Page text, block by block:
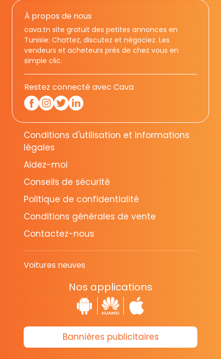
À propos de nous
cava.tn site gratuit des petites annonces en
Tunisie: Chattez, discutez et négociez. Les
vendeurs et acheteurs prés de chez vous en
simple clic.
Restez connecté avec Cava
Conditions d'utilisation et informations
légales
Aidez-moi
Conseils de sécurité
Politique de confidentialité
Conditions générales de vente
Contactez-nous
Voitures neuves
Nos applications
Bannières publicitaires